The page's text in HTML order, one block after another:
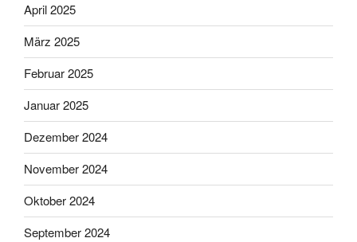
April 2025
März 2025
Februar 2025
Januar 2025
Dezember 2024
November 2024
Oktober 2024
September 2024